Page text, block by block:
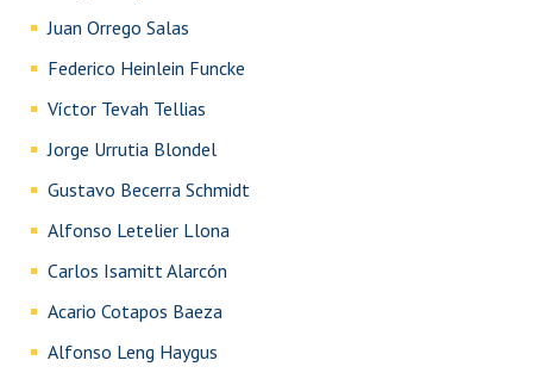
Juan Orrego Salas
Federico Heinlein Funcke
Víctor Tevah Tellias
Jorge Urrutia Blondel
Gustavo Becerra Schmidt
Alfonso Letelier Llona
Carlos Isamitt Alarcón
Acario Cotapos Baeza
Alfonso Leng Haygus